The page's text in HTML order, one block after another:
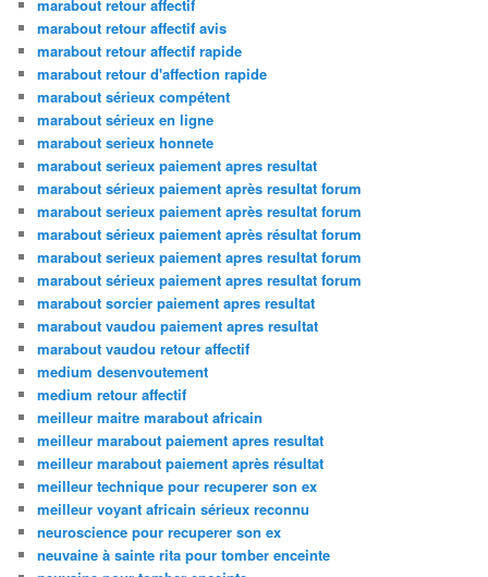
marabout retour affectif
marabout retour affectif avis
marabout retour affectif rapide
marabout retour d'affection rapide
marabout sérieux compétent
marabout sérieux en ligne
marabout serieux honnete
marabout serieux paiement apres resultat
marabout sérieux paiement après resultat forum
marabout serieux paiement après resultat forum
marabout sérieux paiement après résultat forum
marabout serieux paiement apres resultat forum
marabout sérieux paiement apres resultat forum
marabout sorcier paiement apres resultat
marabout vaudou paiement apres resultat
marabout vaudou retour affectif
medium desenvoutement
medium retour affectif
meilleur maitre marabout africain
meilleur marabout paiement apres resultat
meilleur marabout paiement après résultat
meilleur technique pour recuperer son ex
meilleur voyant africain sérieux reconnu
neuroscience pour recuperer son ex
neuvaine à sainte rita pour tomber enceinte